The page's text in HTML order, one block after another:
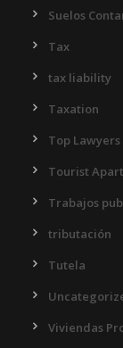
Suelos
Tax
tax liability
Taxation
Top Lawyers
Tourist
Trabajos
tributación
Tutela
Viviendas